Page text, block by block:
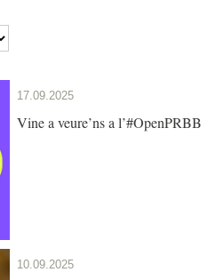
17.09.2025
Vine a veure’ns a l’#OpenPRBB
10.09.2025